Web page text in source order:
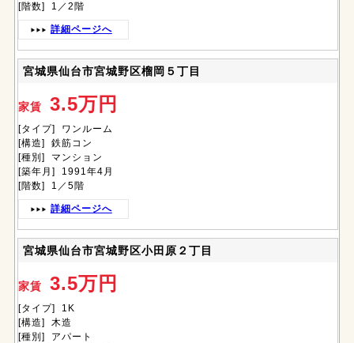
[階数] 1／2階
詳細ページへ
宮城県仙台市宮城野区榴岡５丁目
家賃 3.5万円
[タイプ] ワンルーム
[構造] 鉄筋コン
[種別] マンション
[築年月] 1991年4月
[階数] 1／5階
詳細ページへ
宮城県仙台市宮城野区小田原２丁目
家賃 3.5万円
[タイプ] 1K
[構造] 木造
[種別] アパート